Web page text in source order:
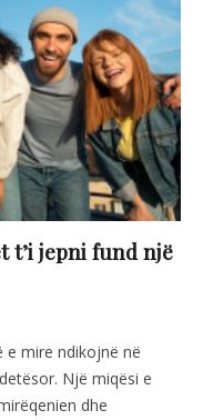
t’i jepni fund një
mire ndikojnë në
Një miqësi e
dhe